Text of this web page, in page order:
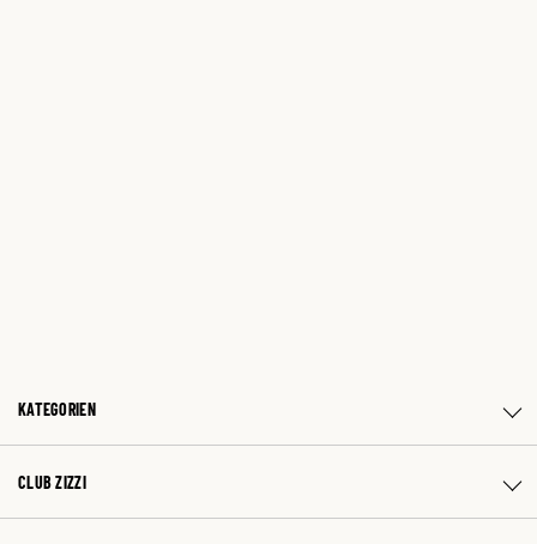
KATEGORIEN
CLUB ZIZZI